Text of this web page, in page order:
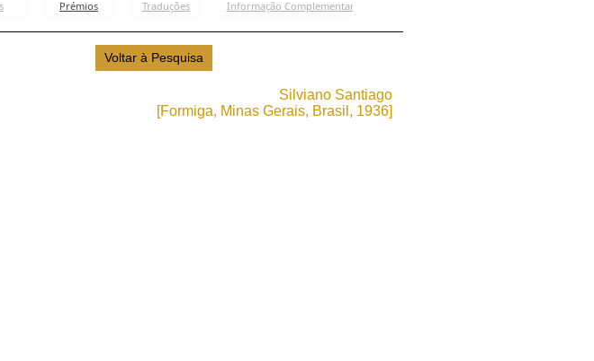
Silviano Santiago
[Formiga, Minas Gerais, Brasil, 1936]